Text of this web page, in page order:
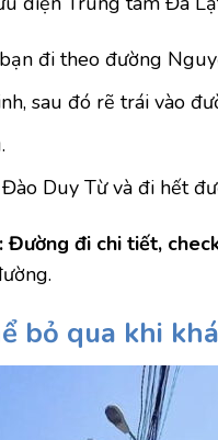
đi theo đường
sau đó rẽ trái vào
Duy Từ và đi hết
Đường đi chi tiết,
bỏ qua khi